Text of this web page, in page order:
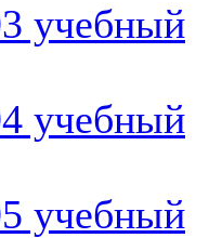
учебный
учебный
учебный